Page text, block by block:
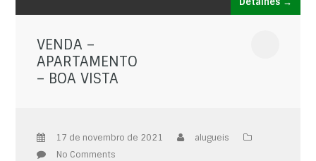
VENDA –
APARTAMENTO
– BOA VISTA
17 de novembro de 2021
alugueis
No Comments